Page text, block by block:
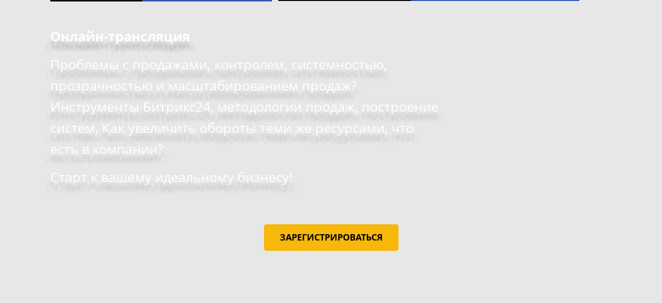
Онлайн-трансляция
Проблемы с продажами, контролем, системностью,
прозрачностью и масштабированием продаж?
Инструменты Битрикс24, методологии продаж, построение
систем. Как увеличить обороты теми же ресурсами, что
есть в компании?
Старт к вашему идеальному бизнесу!
ЗАРЕГИСТРИРОВАТЬСЯ